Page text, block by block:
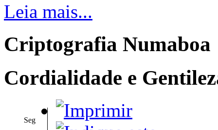
Leia mais...
Criptografia Numaboa
Cordialidade e
Seg